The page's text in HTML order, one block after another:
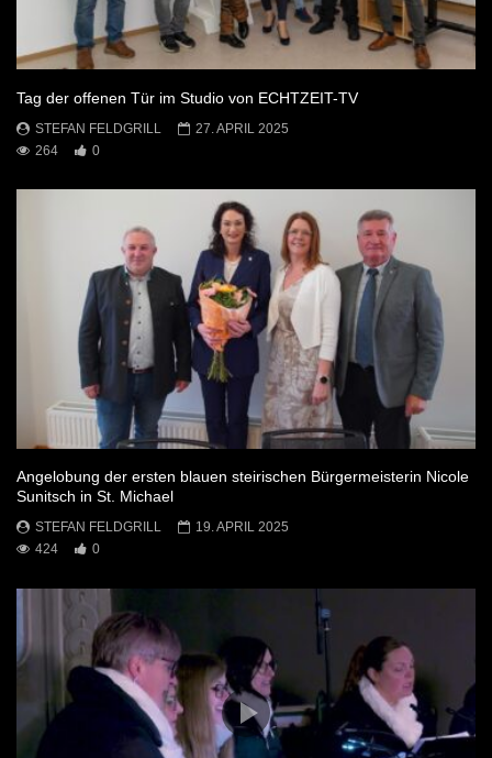
Tag der offenen Tür im Studio von ECHTZEIT-TV
STEFAN FELDGRILL
27. APRIL 2025
264
0
Angelobung der ersten blauen steirischen Bürgermeisterin Nicole
Sunitsch in St. Michael
STEFAN FELDGRILL
19. APRIL 2025
424
0